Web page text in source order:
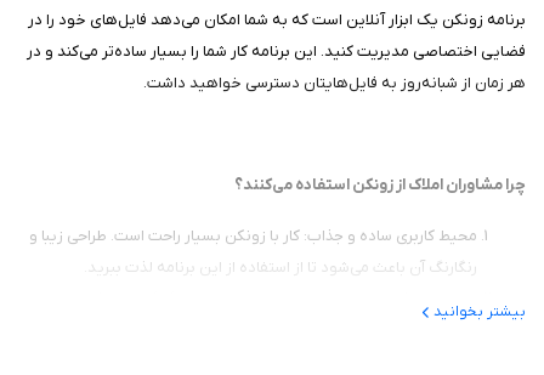
برنامه زونکن یک ابزار آنلاین است که به شما امکان می‌دهد فایل‌های خود را در
فضایی اختصاصی مدیریت کنید. این برنامه کار شما را بسیار ساده‌تر می‌کند و در
هر زمان از شبانه‌روز به فایل‌هایتان دسترسی خواهید داشت.
چرا مشاوران املاک از زونکن استفاده می‌کنند؟
محیط کاربری ساده و جذاب: کار با زونکن بسیار راحت است. طراحی زیبا و
رنگارنگ آن باعث می‌شود تا از استفاده از این برنامه لذت ببرید.
بیشتر بخوانید